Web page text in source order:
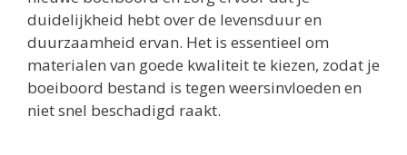
duidelijkheid hebt over de levensduur en
duurzaamheid ervan. Het is essentieel om
materialen van goede kwaliteit te kiezen, zodat je
boeiboord bestand is tegen weersinvloeden en
niet snel beschadigd raakt.